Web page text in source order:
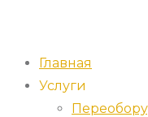
Главная
Услуги